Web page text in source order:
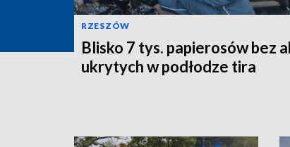
RZESZÓW
Blisko 7 tys. papierosów bez
ukrytych w podłodze tira